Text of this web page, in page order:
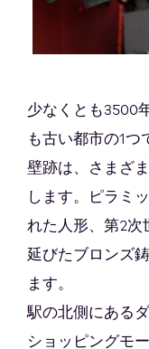
少なくとも3500
も古い都市の1
壁跡は、さまざ
します。ピラミ
れた人形、第2次
延びたブロンズ
ます。
駅の北側にある
ショッピングモ